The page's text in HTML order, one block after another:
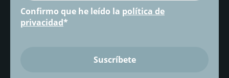
Confirmo que he leído la política de
privacidad*